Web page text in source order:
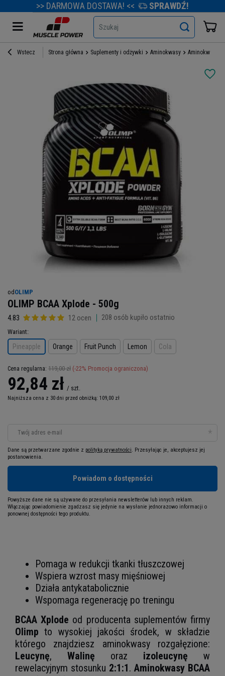
>> DARMOWA DOSTAWA! << SPRAWDŹ!
Szukaj
Wstecz Strona główna Suplementy i odżywki Aminokwasy Aminokwasy
od OLIMP
OLIMP BCAA Xplode - 500g
4.83 12 ocen 208 osób kupiło ostatnio
Wariant
Pineapple Orange Fruit Punch Lemon Cola
Cena regularna: 119,00 zł (-22% Promocja ograniczona)
92,84 zł / szt.
Najniższa cena z 30 dni przed obniżką: 109,00 zł
Twój adres e-mail
Dane są przetwarzane zgodnie z polityką prywatności. Przesyłając je, akceptujesz jej
postanowienia.
Powiadom o dostępności
Powyższe dane nie są używane do przesyłania newsletterów lub innych reklam.
Włączając powiadomienie zgadzasz się jedynie na wysłanie jednorazowo informacji o
ponownej dostępności tego produktu.
Pomaga w redukcji tkanki tłuszczowej
Wspiera wzrost masy mięśniowej
Działa antykatabolicznie
Wspomaga regenerację po treningu
BCAA Xplode od producenta suplementów firmy
Olimp to wysokiej jakości środek, w składzie
którego znajdziesz aminokwasy rozgałęzione:
Leucynę, Walinę oraz izoleucynę w
rewelacyjnym stosunku 2:1:1. Aminokwasy BCAA